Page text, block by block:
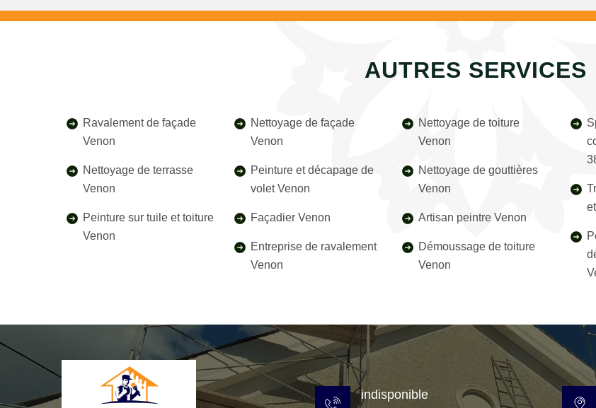
AUTRES SERVICES
Ravalement de façade
Venon
Nettoyage de terrasse
Venon
Peinture sur tuile et toiture
Venon
Nettoyage de façade
Venon
Peinture et décapage de
volet Venon
Façadier Venon
Entreprise de ravalement
Venon
Nettoyage de toiture
Venon
Nettoyage de gouttières
Venon
Artisan peintre Venon
Démoussage de toiture
Venon
indisponible